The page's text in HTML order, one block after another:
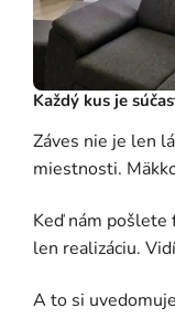
Každý kus je
Záves nie je len
miestnosti.
Keď nám
len realizáciu.
A to si